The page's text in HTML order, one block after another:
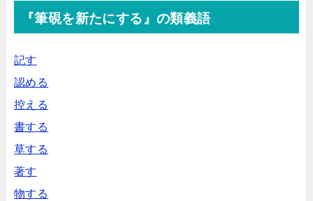
『筆硯を新たにする』の類義語
記す
認める
控える
書する
草する
著す
物する